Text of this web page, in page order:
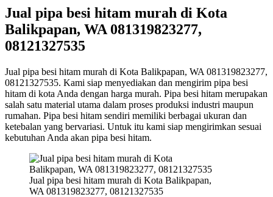
Jual pipa besi hitam murah di Kota
Balikpapan, WA 081319823277,
08121327535
Jual pipa besi hitam murah di Kota Balikpapan, WA 081319823277,
08121327535. Kami siap menyediakan dan mengirim pipa besi
hitam di kota Anda dengan harga murah. Pipa besi hitam merupakan
salah satu material utama dalam proses produksi industri maupun
rumahan. Pipa besi hitam sendiri memiliki berbagai ukuran dan
ketebalan yang bervariasi. Untuk itu kami siap mengirimkan sesuai
kebutuhan Anda akan pipa besi hitam.
Jual pipa besi hitam murah di Kota Balikpapan,
WA 081319823277, 08121327535